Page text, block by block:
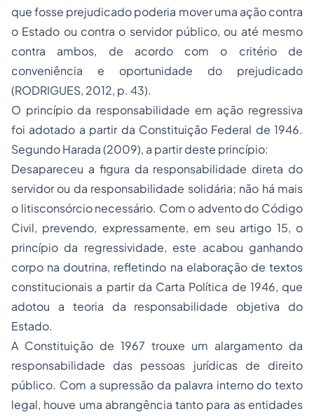
que fosse prejudicado poderia mover uma ação contra
o Estado ou contra o servidor público, ou até mesmo
contra ambos, de acordo com o critério de
conveniência e oportunidade do prejudicado
(RODRIGUES, 2012, p. 43).
O princípio da responsabilidade em ação regressiva
foi adotado a partir da Constituição Federal de 1946.
Segundo Harada (2009), a partir deste princípio:
Desapareceu a figura da responsabilidade direta do
servidor ou da responsabilidade solidária; não há mais
o litisconsórcio necessário. Com o advento do Código
Civil, prevendo, expressamente, em seu artigo 15, o
princípio da regressividade, este acabou ganhando
corpo na doutrina, refletindo na elaboração de textos
constitucionais a partir da Carta Política de 1946, que
adotou a teoria da responsabilidade objetiva do
Estado.
A Constituição de 1967 trouxe um alargamento da
responsabilidade das pessoas jurídicas de direito
público. Com a supressão da palavra interno do texto
legal, houve uma abrangência tanto para as entidades